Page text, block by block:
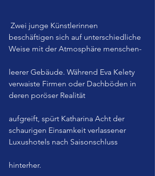
beschäftigen sich auf unterschiedliche
Weise mit der Atmosphäre menschen-
leerer Gebäude. Während Eva Kelety
verwaiste Firmen oder Dachböden in
deren poröser Realität
aufgreift, spürt Katharina Acht der
schaurigen Einsamkeit verlassener
Luxushotels nach Saisonschluss
hinterher.